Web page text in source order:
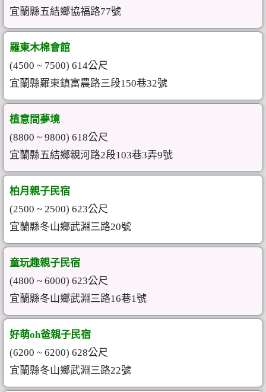
宜蘭縣五結鄉協福路77號
羅東木棉會館
(4500 ~ 7500) 614公尺
宜蘭縣羅東鎮富農路三段150巷32號
植意間夢境
(8800 ~ 9800) 618公尺
宜蘭縣五結鄉親河路2段103巷3弄9號
柏月親子民宿
(2500 ~ 2500) 623公尺
宜蘭縣冬山鄉武淵三路20號
童玩趣親子民宿
(4800 ~ 6000) 623公尺
宜蘭縣冬山鄉武淵三路16巷1號
好萌oh爸親子民宿
(6200 ~ 6200) 628公尺
宜蘭縣冬山鄉武淵三路22號